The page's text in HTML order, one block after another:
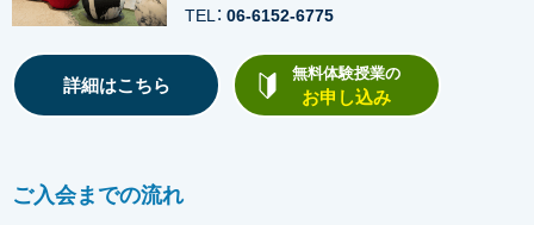
TEL： 06-6152-6775
詳細はこちら 無料体験授業の
お申し込み
ご入会までの流れ